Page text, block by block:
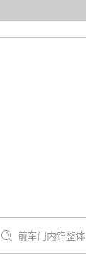
前车门内饰整体